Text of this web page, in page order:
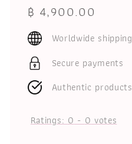
Regular
price
฿ 4,900.00
Worldwide shipping
Secure payments
Authentic products
Ratings:0-0votes